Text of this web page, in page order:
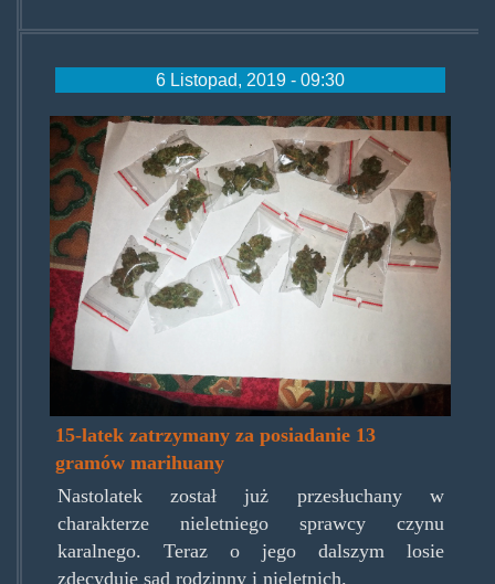
6 Listopad, 2019 - 09:30
ptrzynasciegramow.jpg
15-latek zatrzymany za posiadanie 13
gramów marihuany
Nastolatek został już przesłuchany w
charakterze nieletniego sprawcy czynu
karalnego. Teraz o jego dalszym losie
zdecyduje sąd rodzinny i nieletnich.